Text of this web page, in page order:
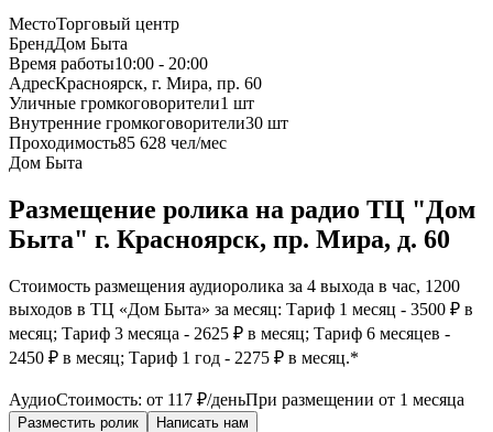
МестоТорговый центр
БрендДом Быта
Время работы10:00 - 20:00
АдресКрасноярск, г. Мира, пр. 60
Уличные громкоговорители1 шт
Внутренние громкоговорители30 шт
Проходимость85 628 чел/мес
Дом Быта
Размещение ролика на радио ТЦ "Дом
Быта" г. Красноярск, пр. Мира, д. 60
Стоимость размещения аудиоролика за 4 выхода в час, 1200
выходов в ТЦ «Дом Быта» за месяц: Тариф 1 месяц - 3500 ₽ в
месяц; Тариф 3 месяца - 2625 ₽ в месяц; Тариф 6 месяцев -
2450 ₽ в месяц; Тариф 1 год - 2275 ₽ в месяц.*
АудиоСтоимость: от 117 ₽/деньПри размещении от 1 месяца
Разместить ролик Написать нам